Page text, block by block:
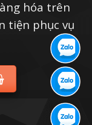
hóa trên
tiện phục vụ